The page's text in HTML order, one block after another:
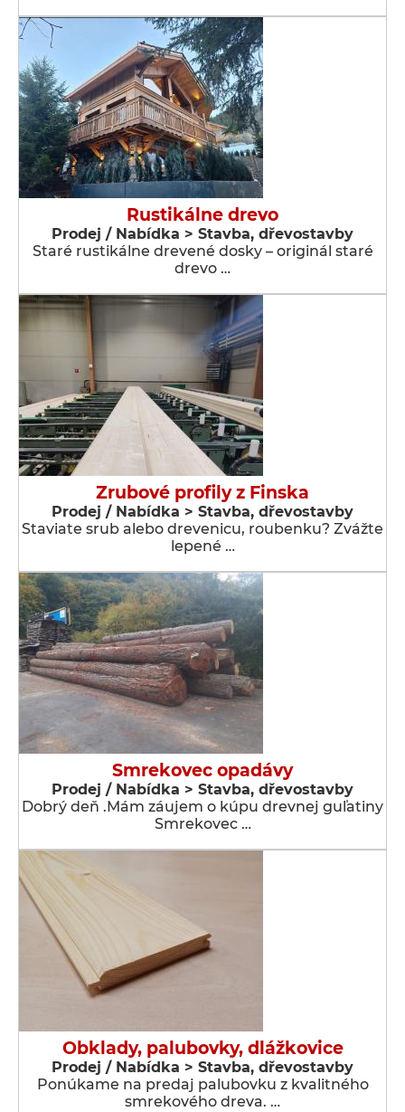
Rustikálne drevo
Prodej / Nabídka > Stavba, dřevostavby
Staré rustikálne drevené dosky – originál staré
drevo …
Zrubové profily z Finska
Prodej / Nabídka > Stavba, dřevostavby
Staviate srub alebo drevenicu, roubenku? Zvážte
lepené …
Smrekovec opadávy
Prodej / Nabídka > Stavba, dřevostavby
Dobrý deň .Mám záujem o kúpu drevnej guľatiny
Smrekovec …
Obklady, palubovky, dlážkovice
Prodej / Nabídka > Stavba, dřevostavby
Ponúkame na predaj palubovku z kvalitného
smrekového dreva. …